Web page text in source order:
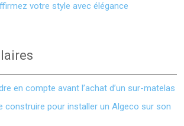
votre style avec élégance
en compte avant l’achat d’un sur-matelas
construire pour installer un Algeco sur son